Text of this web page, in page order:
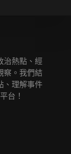
治熱點、經
察。我們結
、理解事件
台！